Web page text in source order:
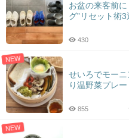
お盆の来客前
グ”リセット術3
430
NEW
せいろでモー
り温野菜プレー
855
NEW